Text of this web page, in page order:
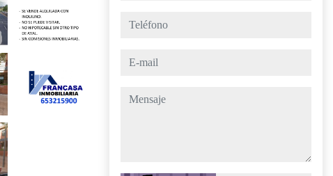
teléfono
e-mail
mensaje